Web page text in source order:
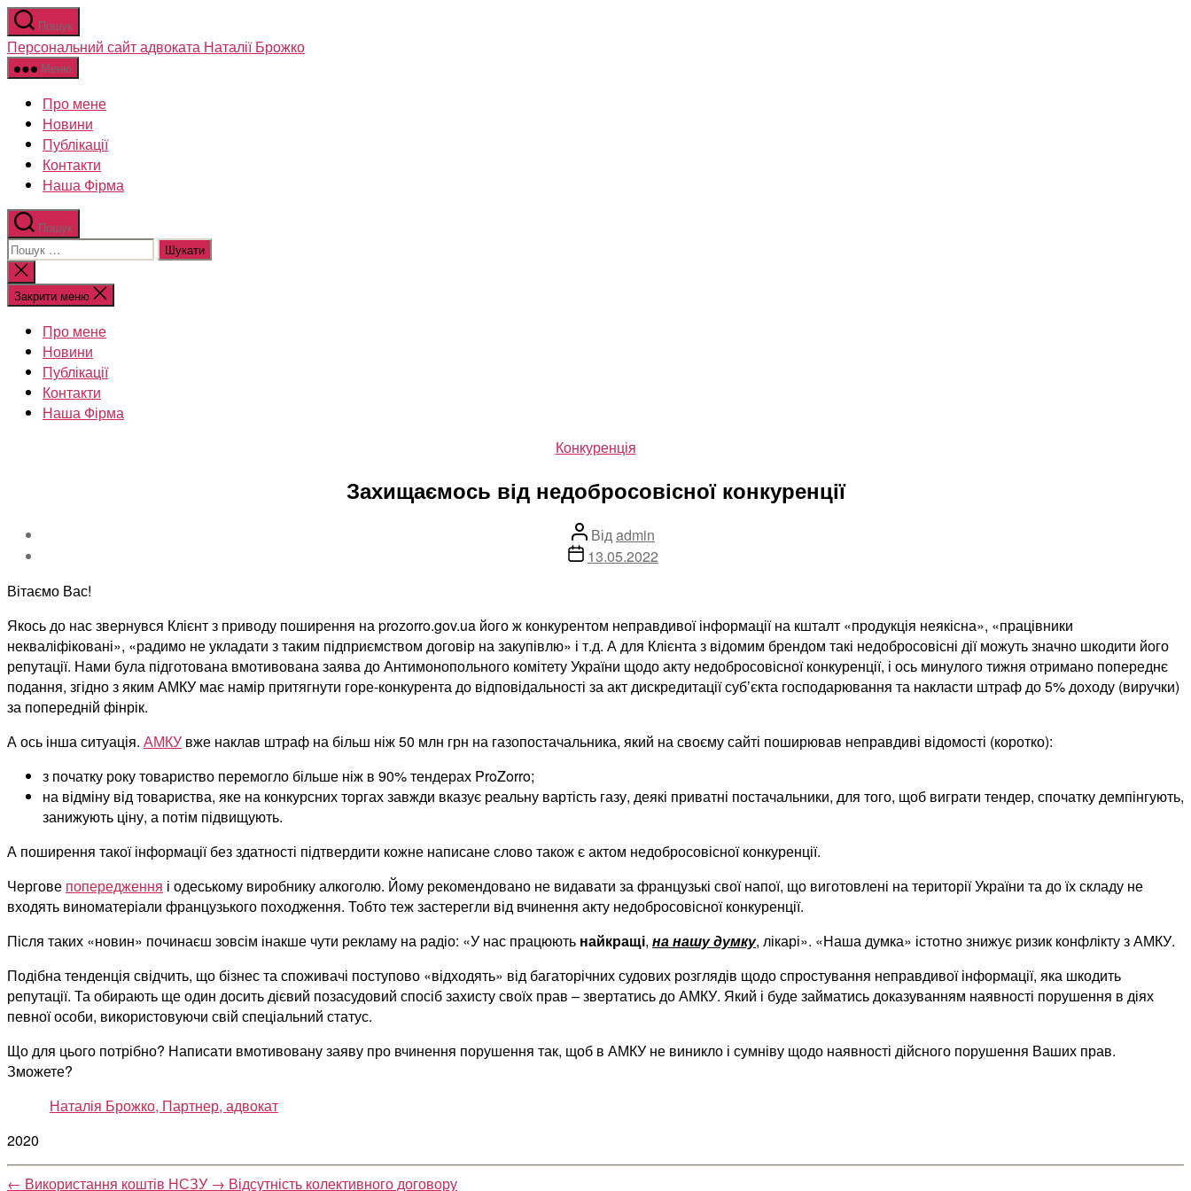
Перейти
до
вмісту
Пошук
Персональний сайт адвоката Наталії Брожко
Меню
Про мене
Новини
Публікації
Контакти
Наша Фірма
Пошук
Шукати:
Закрити
пошук
Закрити меню
Про мене
Новини
Публікації
Контакти
Наша Фірма
Категорії
Конкуренція
Захищаємось від недобросовісної конкуренції
Автор
запису
Відadmin
Дата13.05.2022
Вітаємо Вас!
Якось до нас звернувся Клієнт з приводу поширення на prozorro.gov.ua його ж конкурентом неправдивої інформації на кшталт «продукція неякісна», «працівники
некваліфіковані», «радимо не укладати з таким підприємством договір на закупівлю» і т.д. А для Клієнта з відомим брендом такі недобросовісні дії можуть значно шкодити його
репутації. Нами була підготована вмотивована заява до Антимонопольного комітету України щодо акту недобросовісної конкуренції, і ось минулого тижня отримано попереднє
подання, згідно з яким АМКУ має намір притягнути горе-конкурента до відповідальності за акт дискредитації суб’єкта господарювання та накласти штраф до 5% доходу (виручки)
за попередній фінрік.
А ось інша ситуація. АМКУ вже наклав штраф на більш ніж 50 млн грн на газопостачальника, який на своєму сайті поширював неправдиві відомості (коротко):
з початку року товариство перемогло більше ніж в 90% тендерах ProZorro;
на відміну від товариства, яке на конкурсних торгах завжди вказує реальну вартість газу, деякі приватні постачальники, для того, щоб виграти тендер, спочатку демпінгують,
занижують ціну, а потім підвищують.
А поширення такої інформації без здатності підтвердити кожне написане слово також є актом недобросовісної конкуренції.
Чергове попередження і одеському виробнику алкоголю. Йому рекомендовано не видавати за французькі свої напої, що виготовлені на території України та до їх складу не
входять виноматеріали французького походження. Тобто теж застерегли від вчинення акту недобросовісної конкуренції.
Після таких «новин» починаєш зовсім інакше чути рекламу на радіо: «У нас працюють найкращі, на нашу думку, лікарі». «Наша думка» істотно знижує ризик конфлікту з АМКУ.
Подібна тенденція свідчить, що бізнес та споживачі поступово «відходять» від багаторічних судових розглядів щодо спростування неправдивої інформації, яка шкодить
репутації. Та обирають ще один досить дієвий позасудовий спосіб захисту своїх прав – звертатись до АМКУ. Який і буде займатись доказуванням наявності порушення в діях
певної особи, використовуючи свій спеціальний статус.
Що для цього потрібно? Написати вмотивовану заяву про вчинення порушення так, щоб в АМКУ не виникло і сумніву щодо наявності дійсного порушення Ваших прав.
Зможете?
Наталія Брожко, Партнер, адвокат
2020
← Використання коштів НСЗУ → Відсутність колективного договору